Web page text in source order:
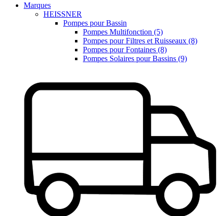
Marques
HEISSNER
Pompes pour Bassin
Pompes Multifonction (5)
Pompes pour Filtres et Ruisseaux (8)
Pompes pour Fontaines (8)
Pompes Solaires pour Bassins (9)